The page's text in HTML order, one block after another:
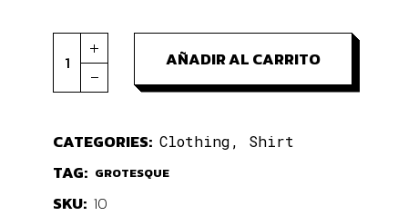
Crocodile t-shirt quantity
AÑADIR AL CARRITO
CATEGORIES: Clothing, Shirt
TAG: GROTESQUE
SKU: 10